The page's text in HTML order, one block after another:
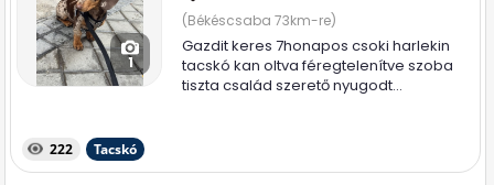
1
(Békéscsaba 73km-re)
Gazdit keres 7honapos csoki harlekin
tacskó kan oltva féregtelenítve szoba
tiszta család szerető nyugodt...
222 Tacskó